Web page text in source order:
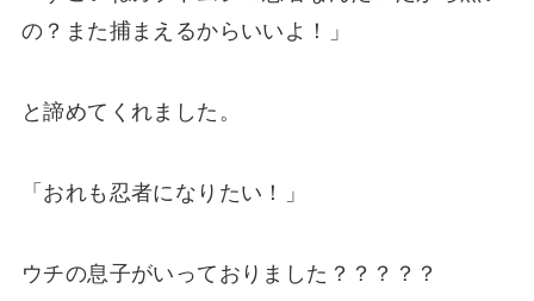
の？また捕まえるからいいよ！」
と諦めてくれました。
「おれも忍者になりたい！」
ウチの息子がいっておりました？？？？？